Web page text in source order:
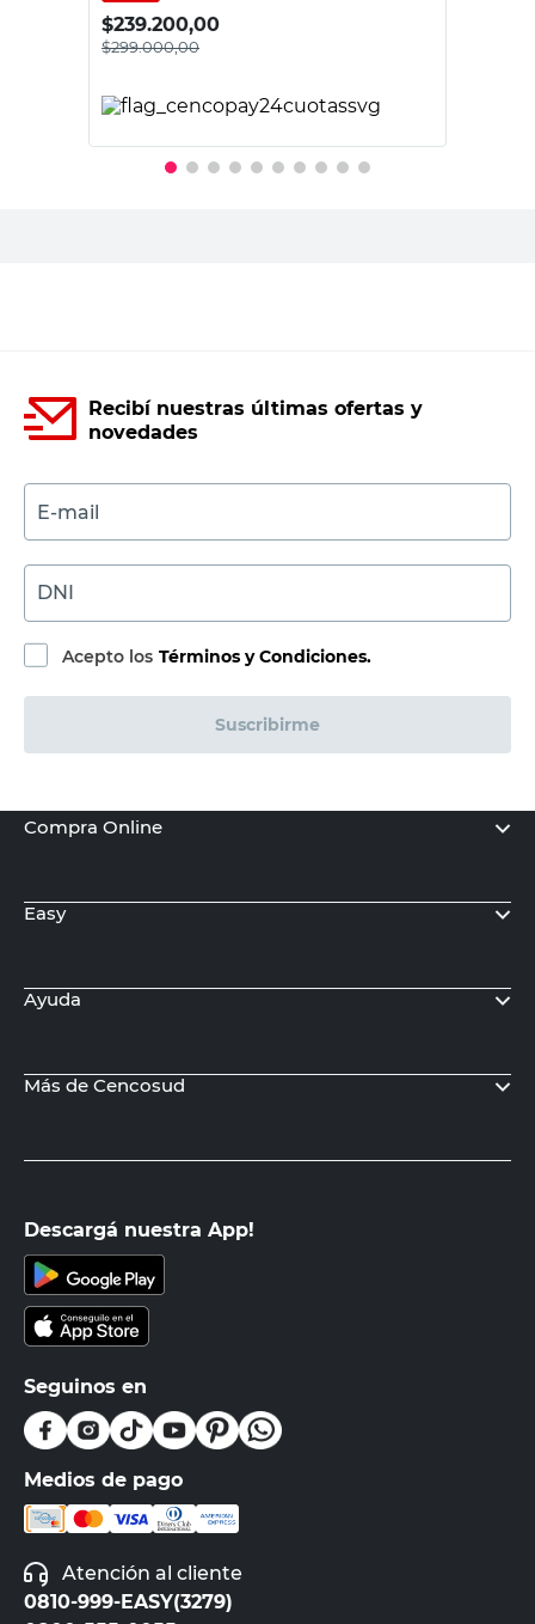
$239.200,00
$299.000,00
Recibí nuestras últimas ofertas y
novedades
E-mail
DNI
Acepto los Términos y Condiciones.
Suscribirme
Compra Online
Easy
Ayuda
Más de Cencosud
Descargá nuestra App!
Seguinos en
Medios de pago
Atención al cliente
0810-999-EASY(3279)